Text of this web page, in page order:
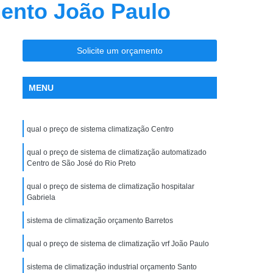
Ar Condicionado
Limpeza de Dutos
de Ar Condicionado
São José do Rio Preto
Maceno
Robotizada de Dutos de Ar Condicionado
Plano de Manutenção Operação e Controle
e Controle para Ar Condicionado
Pmoc Ar Condicionado
Ar Condicionado São José do Rio Preto
de Manutenção Operação e Controle
João Paulo
Solicite um orçamento
MENU
qual o preço de sistema climatização Centro
qual o preço de sistema de climatização automatizado
Centro de São José do Rio Preto
qual o preço de sistema de climatização hospitalar
Gabriela
sistema de climatização orçamento Barretos
qual o preço de sistema de climatização vrf João Paulo
sistema de climatização industrial orçamento Santo